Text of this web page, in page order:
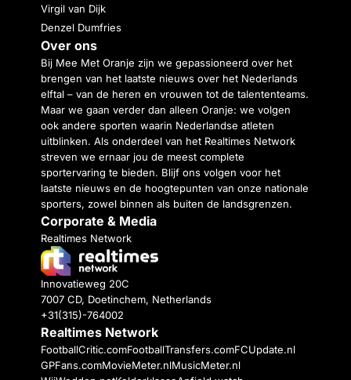
Virgil van Dijk
Denzel Dumfries
Over ons
Bij Mee Met Oranje zijn we gepassioneerd over het
brengen van het laatste nieuws over het Nederlands
elftal – van de heren en vrouwen tot de talententeams.
Maar we gaan verder dan alleen Oranje: we volgen
ook andere sporten waarin Nederlandse atleten
uitblinken. Als onderdeel van het Realtimes Network
streven we ernaar jou de meest complete
sportervaring te bieden. Blijf ons volgen voor het
laatste nieuws en de hoogtepunten van onze nationale
sporters, zowel binnen als buiten de landsgrenzen.
Corporate & Media
Realtimes Network
Innovatieweg 20C
7007 CD, Doetinchem, Netherlands
+31(315)-764002
Realtimes Network
FootballCritic.comFootballTransfers.comFCUpdate.nl
GPFans.comMovieMeter.nlMusicMeter.nl